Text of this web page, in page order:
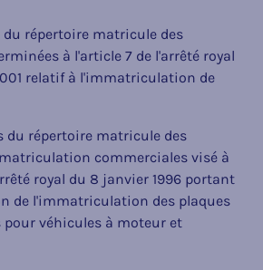
du répertoire matricule des
à l'article 7 de l'arrêté royal
relatif à l'immatriculation de
du répertoire matricule des
commerciales visé à
royal du 8 janvier 1996 portant
de l'immatriculation des plaques
pour véhicules à moteur et